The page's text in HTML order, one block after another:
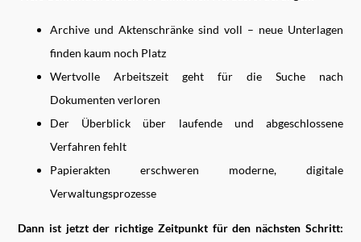
Archive und Aktenschränke sind voll – neue Unterlagen
finden kaum noch Platz
Wertvolle Arbeitszeit geht für die Suche nach
Dokumenten verloren
Der Überblick über laufende und abgeschlossene
Verfahren fehlt
Papierakten erschweren moderne, digitale
Verwaltungsprozesse
Dann ist jetzt der richtige Zeitpunkt für den nächsten Schritt: